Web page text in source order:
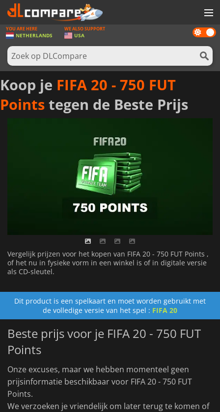
SPELLEN
GAME CARDS
SOFTWARE
REWARDS
NIEUWS
Dark
mode
YOU ARE HERE
NETHERLANDS
WE ALSO SUPPORT
USA
Koop je FIFA 20 - 750 FUT
Points tegen de Beste Prijs
Vergelijk prijzen voor het kopen van FIFA 20 - 750 FUT Points ,
of het nu in fysieke vorm in een winkel is of in digitale versie
als CD-sleutel.
Dit product is een spelkaart en moet worden gebruikt met
de volledige versie van het spel : FIFA 20
Beste prijs voor je FIFA 20 - 750 FUT
Points
Onze excuses, maar we hebben momenteel geen
prijsinformatie beschikbaar voor FIFA 20 - 750 FUT
Points.
We verzoeken je vriendelijk om later terug te komen of